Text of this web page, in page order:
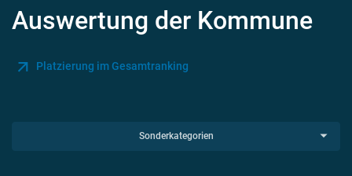
Auswertung der Kommune
Platzierung im Gesamtranking
Sonderkategorien